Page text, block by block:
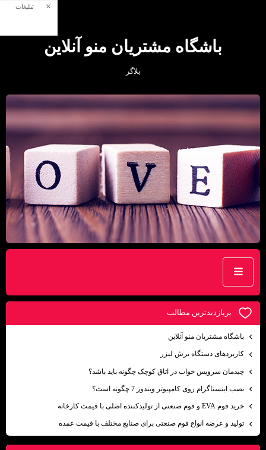
باشگاه مشتریان منو آنلاین
بلاگر
پربازديدترين مطالب
باشگاه مشتریان منو آنلاین
کاربردهای دستگاه برش لیزر
چیدمان سرویس خواب در اتاق کوچک چگونه باید باشد؟
نصب اینستاگرام روی کامپیوتر ویندوز 7 چگونه است؟
خرید فوم EVA و فوم صنعتی از تولیدکننده اصلی با قیمت کارخانه
تولید و عرضه انواع فوم صنعتی برای صنایع مختلف با قیمت عمده
تبلیغات